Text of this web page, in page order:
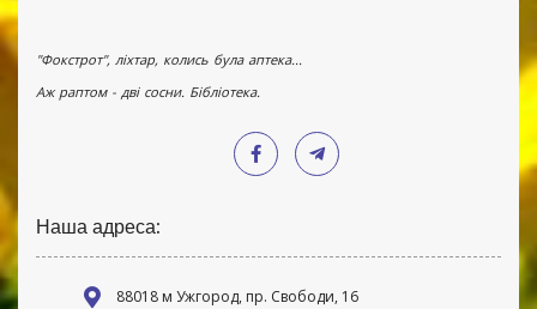
"Фокстрот", ліхтар, колись була аптека...
Аж раптом - дві сосни. Бібліотека.
Наша адреса:
88018 м Ужгород, пр. Свободи, 16